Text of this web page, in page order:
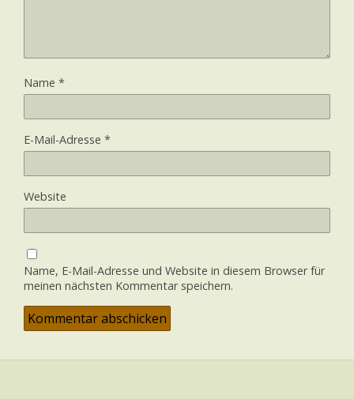
Name *
E-Mail-Adresse *
Website
Name, E-Mail-Adresse und Website in diesem Browser für
meinen nächsten Kommentar speichern.